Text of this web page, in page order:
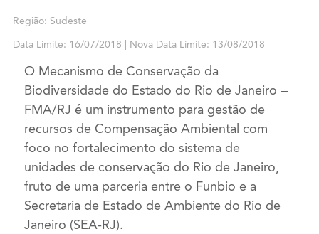
Região: Sudeste
Data Limite: 16/07/2018 | Nova Data Limite: 13/08/2018
O Mecanismo de Conservação da
Biodiversidade do Estado do Rio de Janeiro –
FMA/RJ é um instrumento para gestão de
recursos de Compensação Ambiental com
foco no fortalecimento do sistema de
unidades de conservação do Rio de Janeiro,
fruto de uma parceria entre o Funbio e a
Secretaria de Estado de Ambiente do Rio de
Janeiro (SEA-RJ).